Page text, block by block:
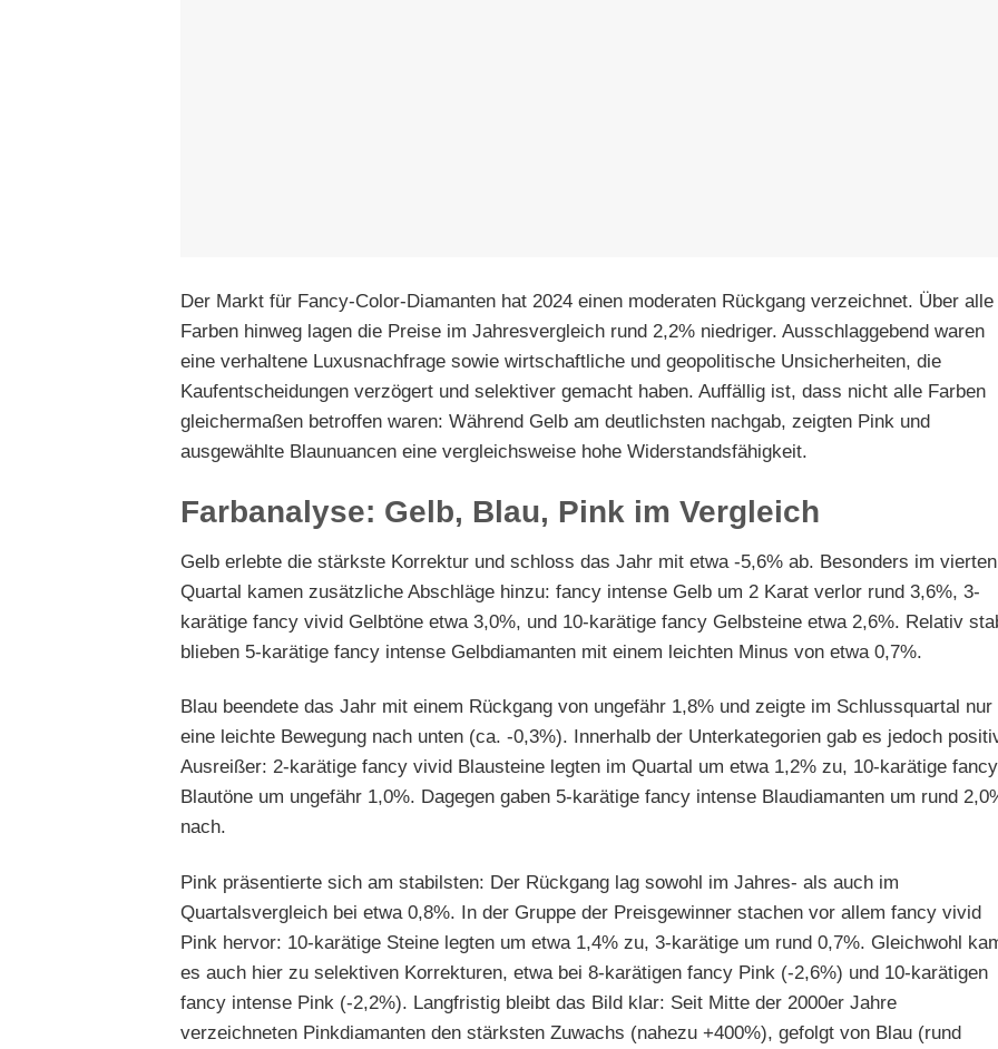
Der Markt für Fancy-Color-Diamanten hat 2024 einen moderaten Rückgang verzeichnet. Über alle
Farben hinweg lagen die Preise im Jahresvergleich rund 2,2% niedriger. Ausschlaggebend waren
eine verhaltene Luxusnachfrage sowie wirtschaftliche und geopolitische Unsicherheiten, die
Kaufentscheidungen verzögert und selektiver gemacht haben. Auffällig ist, dass nicht alle Farben
gleichermaßen betroffen waren: Während Gelb am deutlichsten nachgab, zeigten Pink und
ausgewählte Blaunuancen eine vergleichsweise hohe Widerstandsfähigkeit.
Farbanalyse: Gelb, Blau, Pink im Vergleich
Gelb erlebte die stärkste Korrektur und schloss das Jahr mit etwa -5,6% ab. Besonders im vierten
Quartal kamen zusätzliche Abschläge hinzu: fancy intense Gelb um 2 Karat verlor rund 3,6%, 3-
karätige fancy vivid Gelbtöne etwa 3,0%, und 10-karätige fancy Gelbsteine etwa 2,6%. Relativ
blieben 5-karätige fancy intense Gelbdiamanten mit einem leichten Minus von etwa 0,7%.
Blau beendete das Jahr mit einem Rückgang von ungefähr 1,8% und zeigte im Schlussquartal nur
eine leichte Bewegung nach unten (ca. -0,3%). Innerhalb der Unterkategorien gab es jedoch
Ausreißer: 2-karätige fancy vivid Blausteine legten im Quartal um etwa 1,2% zu, 10-karätige fancy
Blautöne um ungefähr 1,0%. Dagegen gaben 5-karätige fancy intense Blaudiamanten um rund
nach.
Pink präsentierte sich am stabilsten: Der Rückgang lag sowohl im Jahres- als auch im
Quartalsvergleich bei etwa 0,8%. In der Gruppe der Preisgewinner stachen vor allem fancy vivid
Pink hervor: 10-karätige Steine legten um etwa 1,4% zu, 3-karätige um rund 0,7%. Gleichwohl
es auch hier zu selektiven Korrekturen, etwa bei 8-karätigen fancy Pink (-2,6%) und 10-karätigen
fancy intense Pink (-2,2%). Langfristig bleibt das Bild klar: Seit Mitte der 2000er Jahre
verzeichneten Pinkdiamanten den stärksten Zuwachs (nahezu +400%), gefolgt von Blau (rund